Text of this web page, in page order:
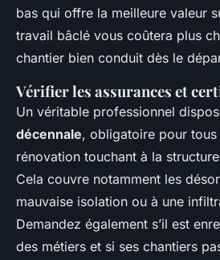
bas qui offre la meilleure valeur
travail bâclé vous coûtera plus
chantier bien conduit dès le
Vérifier les assurances et
Un véritable professionnel
décennale, obligatoire pour
rénovation touchant à la structure
Cela couvre notamment les
mauvaise isolation ou à une
Demandez également s’il est
des métiers et si ses chantiers